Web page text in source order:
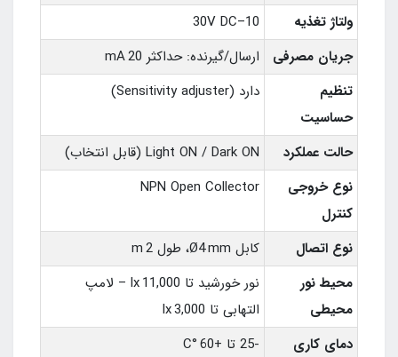
ولتاژ تغذیه
10–30V DC
جریان مصرفی
ارسال/گیرنده: حداکثر 20 mA
تنظیم
حساسیت
دارد (Sensitivity adjuster)
حالت عملکرد
Light ON / Dark ON (قابل انتخاب)
نوع خروجی
کنترل
NPN Open Collector
نوع اتصال
کابل Ø4 mm، طول 2 m
محیط نور
محیطی
نور خورشید تا 11,000 lx – لامپ
التهابی تا 3,000 lx
دمای کاری
‑25 تا +60 °C